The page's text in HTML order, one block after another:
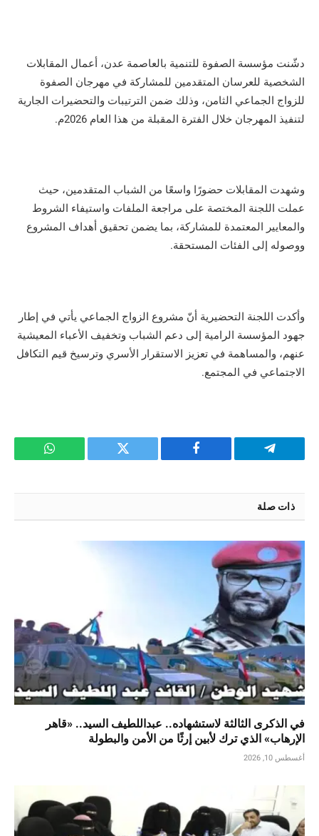
دشّنت مؤسسة الصفوة للتنمية بالعاصمة عدن، أعمال المقابلات
الشخصية للعرسان المتقدمين للمشاركة في مهرجان الصفوة
للزواج الجماعي الثامن، وذلك ضمن الترتيبات والتحضيرات الجارية
لتنفيذ المهرجان خلال الفترة المقبلة من هذا العام 2026م.
وشهدت المقابلات حضورًا واسعًا من الشباب المتقدمين، حيث
عملت اللجنة المختصة على مراجعة الملفات واستيفاء الشروط
والمعايير المعتمدة للمشاركة، بما يضمن تحقيق أهداف المشروع
ووصوله إلى الفئات المستحقة.
وأكدت اللجنة التحضيرية أنّ مشروع الزواج الجماعي يأتي في إطار
جهود المؤسسة الرامية إلى دعم الشباب وتخفيف الأعباء المعيشية
عنهم، والمساهمة في تعزيز الاستقرار الأسري وترسيخ قيم التكافل
الاجتماعي في المجتمع.
تيلقرام فيسبوك تويتر واتساب
ذات صلة
في الذكرى الثالثة لاستشهاده.. عبداللطيف السيد.. «قاهر
الإرهاب» الذي ترك لأبين إرثًا من الأمن والبطولة
أغسطس 10, 2026